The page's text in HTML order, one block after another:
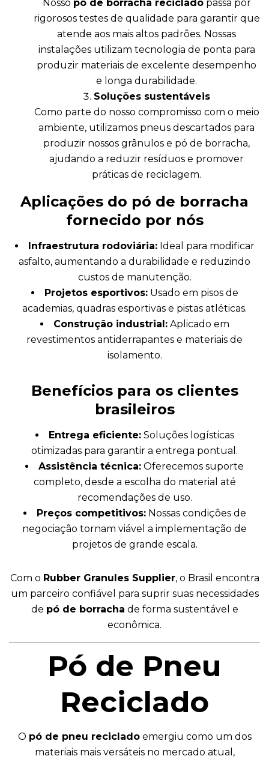
Nosso pó de borracha recicladopassa por
rigorosos testes de qualidade para garantir que
atende aos mais altos padrões. Nossas
instalações utilizam tecnologia de ponta para
produzir materiais de excelente desempenho
e longa durabilidade.
Soluções sustentáveis
Como parte do nosso compromisso com o meio
ambiente, utilizamos pneus descartados para
produzir nossos grânulos e pó de borracha,
ajudando a reduzir resíduos e promover
práticas de reciclagem.
Aplicações do pó de borracha
fornecido por nós
Infraestrutura rodoviária:Ideal para modificar
asfalto, aumentando a durabilidade e reduzindo
custos de manutenção.
Projetos esportivos:Usado em pisos de
academias, quadras esportivas e pistas atléticas.
Construção industrial:Aplicado em
revestimentos antiderrapantes e materiais de
isolamento.
Benefícios para os clientes
brasileiros
Entrega eficiente:Soluções logísticas
otimizadas para garantir a entrega pontual.
Assistência técnica: Oferecemos suporte
completo, desde a escolha do material até
recomendações de uso.
Preços competitivos:Nossas condições de
negociação tornam viável a implementação de
projetos de grande escala.
Com o Rubber Granules Supplier, o Brasil encontra
um parceiro confiável para suprir suas necessidades
de pó de borracha de forma sustentável e
econômica.
Pó de Pneu
Reciclado
O pó de pneu recicladoemergiu como um dos
materiais mais versáteis no mercado atual,